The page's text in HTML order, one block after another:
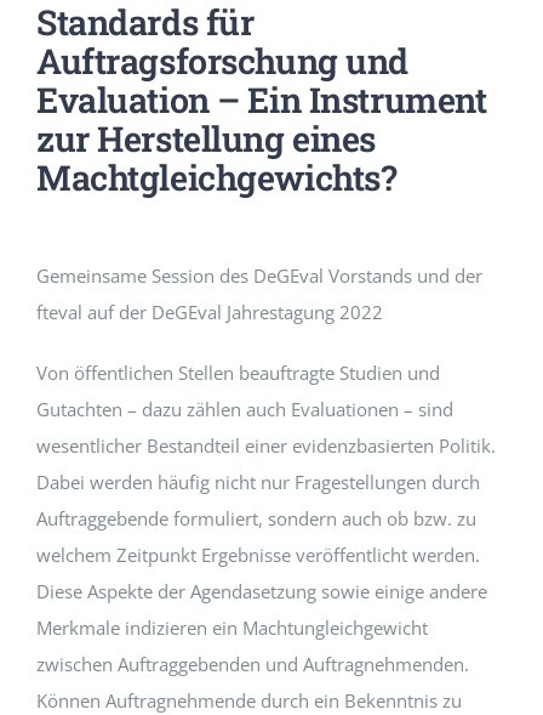
JOURNAL
PODCAST
AWARD
LESENSWERTES
Standards für
Auftragsforschung und
Evaluation – Ein Instrument
zur Herstellung eines
Machtgleichgewichts?
Gemeinsame Session des DeGEval Vorstands und der
fteval auf der DeGEval Jahrestagung 2022
Von öffentlichen Stellen beauftragte Studien und
Gutachten – dazu zählen auch Evaluationen – sind
wesentlicher Bestandteil einer evidenzbasierten Politik.
Dabei werden häufig nicht nur Fragestellungen durch
Auftraggebende formuliert, sondern auch ob bzw. zu
welchem Zeitpunkt Ergebnisse veröffentlicht werden.
Diese Aspekte der Agendasetzung sowie einige andere
Merkmale indizieren ein Machtungleichgewicht
zwischen Auftraggebenden und Auftragnehmenden.
Können Auftragnehmende durch ein Bekenntnis zu